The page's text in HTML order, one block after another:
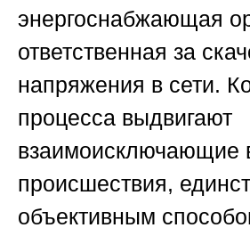
энергоснабжающая
ответственная за
напряжения в сети.
процесса выдвигают
взаимоисключающие
происшествия,
объективным